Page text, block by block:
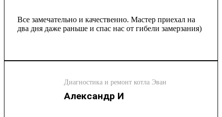
Все замечательно и качественно. Мастер приехал на
два дня даже раньше и спас нас от гибели замерзания)
Диагностика и ремонт котла Эван
Александр И